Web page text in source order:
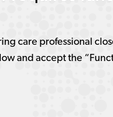
care professional
and accept the